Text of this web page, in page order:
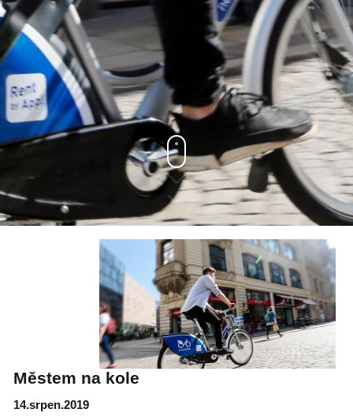
Městem na kole
14.srpen.2019